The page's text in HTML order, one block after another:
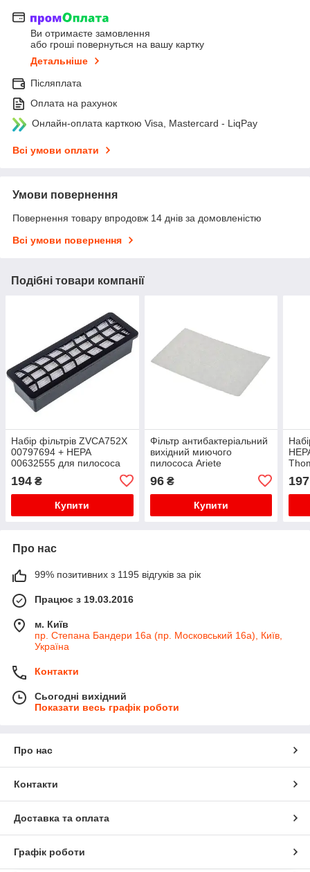
Ви отримаєте замовлення
або гроші повернуться на вашу картку
Детальніше
Післяплата
Оплата на рахунок
Онлайн-оплата карткою Visa, Mastercard - LiqPay
Всі умови оплати
Умови повернення
Повернення товару впродовж 14 днів за домовленістю
Всі умови повернення
Подібні товари компанії
Набір фільтрів ZVCA752X
00797694 + HEPA
00632555 для пилососа
194 ₴
Купити
Фільтр антибактеріальний
вихідний миючого
пилососа Ariete
96₴
Купити
197
Про нас
99% позитивних з 1195 відгуків за рік
Працює з 19.03.2016
м. Київ
пр. Степана Бандери 16а (пр. Московський 16а), Київ,
Україна
Контакти
Сьогодні вихідний
Показати весь графік роботи
Про нас
Контакти
Доставка та оплата
Графік роботи